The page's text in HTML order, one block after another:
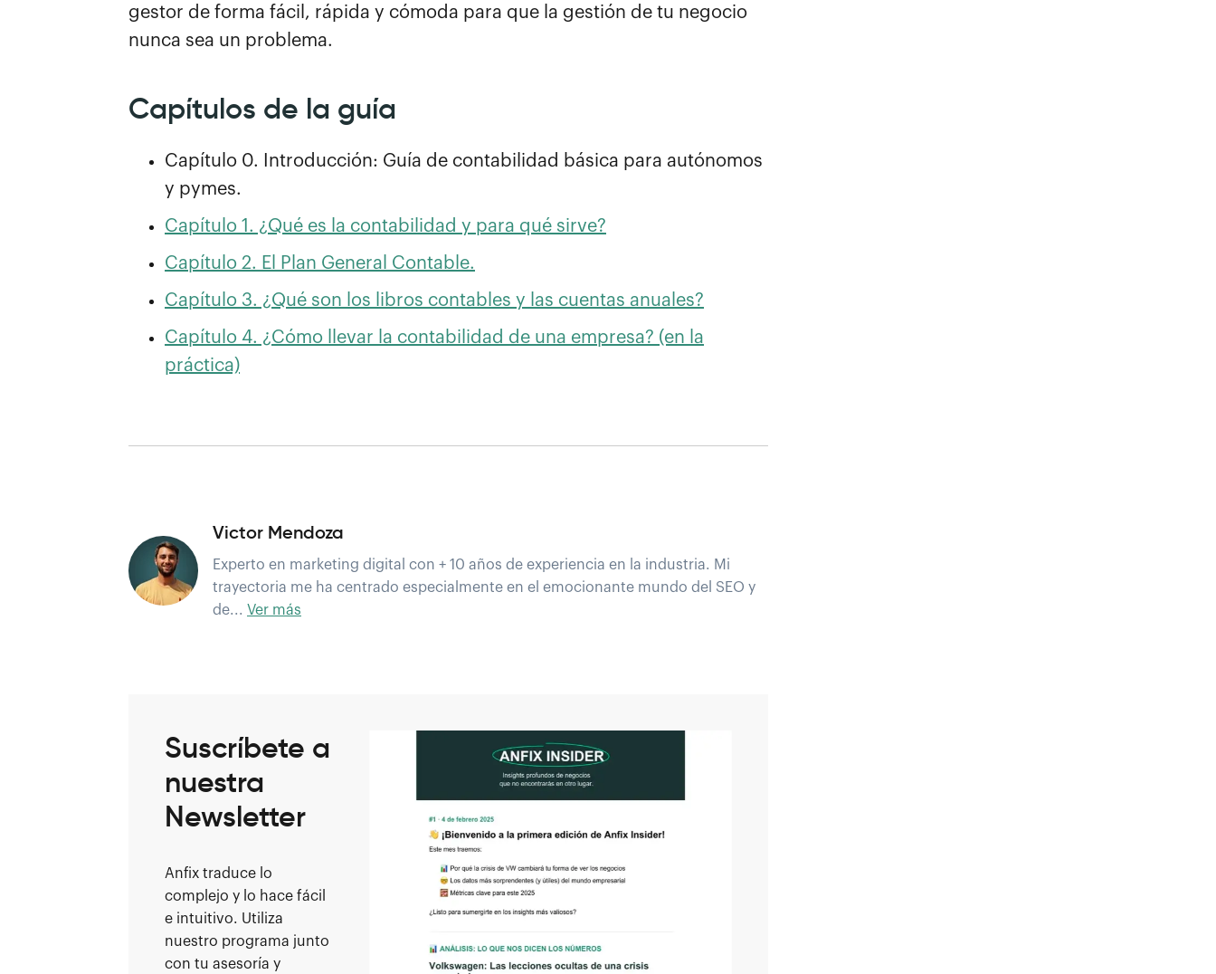
gestor de forma fácil, rápida y cómoda para que la gestión de tu negocio
nunca sea un problema.
Capítulos de la guía
Capítulo 0. Introducción: Guía de contabilidad básica para autónomos
y pymes.
Capítulo 1. ¿Qué es la contabilidad y para qué sirve?
Capítulo 2. El Plan General Contable.
Capítulo 3. ¿Qué son los libros contables y las cuentas anuales?
Capítulo 4. ¿Cómo llevar la contabilidad de una empresa? (en la
práctica)
Victor Mendoza
Experto en marketing digital con + 10 años de experiencia en la industria. Mi
trayectoria me ha centrado especialmente en el emocionante mundo del SEO y
de... Ver más
Suscríbete a
nuestra
Newsletter
Anfix traduce lo
complejo y lo hace fácil
e intuitivo. Utiliza
nuestro programa junto
con tu asesoría y